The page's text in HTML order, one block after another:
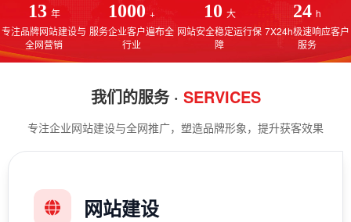
13 年
专注品牌网站建设与
全网营销
1000 +
服务企业客户遍布全
行业
10 大
网站安全稳定运行保
障
24 h
7X24h极速响应客户
服务
我们的服务 · SERVICES
专注企业网站建设与全网推广，塑造品牌形象，提升获客效果
网站建设